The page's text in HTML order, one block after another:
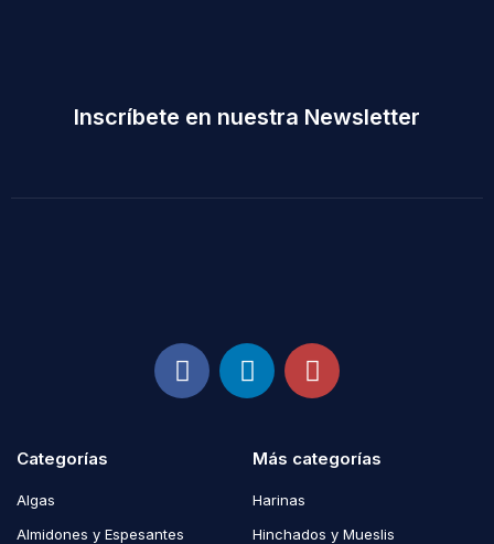
Inscríbete en nuestra Newsletter
Categorías
Algas
Almidones y Espesantes
Más categorías
Harinas
Hinchados y Mueslis